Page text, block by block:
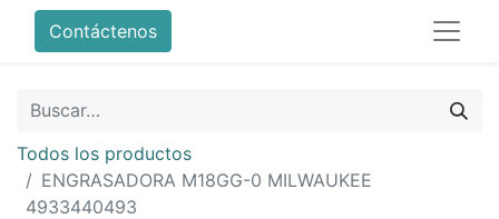
Contáctenos
Todos los productos
ENGRASADORA M18GG-0 MILWAUKEE
4933440493